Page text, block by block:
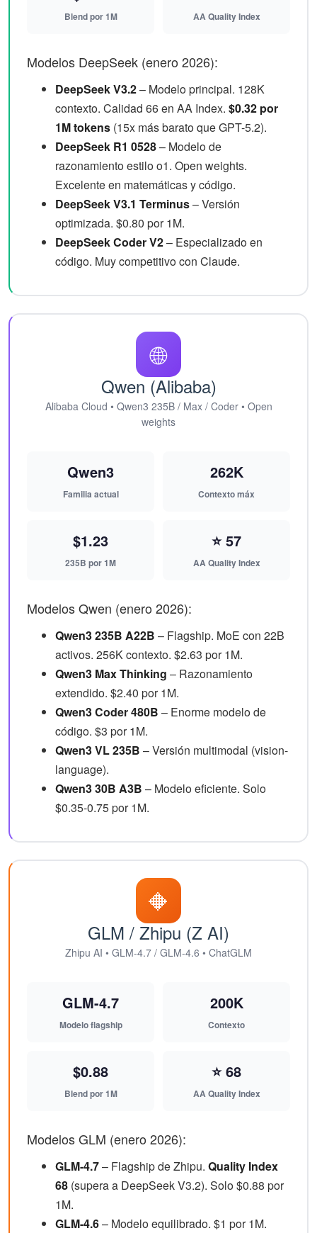
Blend por 1M AA Quality Index
Modelos DeepSeek (enero 2026):
DeepSeek V3.2– Modelo principal. 128K
contexto. Calidad 66 en AA Index. $0.32 por
1M tokens (15x más barato que GPT-5.2).
DeepSeek R1 0528– Modelo de
razonamiento estilo o1. Open weights.
Excelente en matemáticas y código.
DeepSeek V3.1 Terminus– Versión
optimizada. $0.80 por 1M.
DeepSeek Coder V2– Especializado en
código. Muy competitivo con Claude.
🌐
Qwen (Alibaba)
Alibaba Cloud • Qwen3 235B / Max / Coder • Open
weights
Qwen3
Familia actual
262K
Contexto máx
$1.23
235B por 1M
⭐ 57
AA Quality Index
Modelos Qwen (enero 2026):
Qwen3 235B A22B – Flagship. MoE con 22B
activos. 256K contexto. $2.63 por 1M.
Qwen3 Max Thinking – Razonamiento
extendido. $2.40 por 1M.
Qwen3 Coder 480B – Enorme modelo de
código. $3 por 1M.
Qwen3 VL 235B – Versión multimodal (vision-
language).
Qwen3 30B A3B – Modelo eficiente. Solo
$0.35-0.75 por 1M.
🔶
GLM / Zhipu (Z AI)
Zhipu AI • GLM-4.7 / GLM-4.6 • ChatGLM
GLM-4.7
Modelo flagship
200K
Contexto
$0.88
Blend por 1M
⭐ 68
AA Quality Index
Modelos GLM (enero 2026):
GLM-4.7– Flagship de Zhipu. Quality Index
68 (supera a DeepSeek V3.2). Solo $0.88 por
1M.
GLM-4.6– Modelo equilibrado. $1 por 1M.